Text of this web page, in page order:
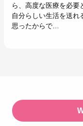
ら、高度な医療を必要
自分らしい生活を送れ
思ったからで…